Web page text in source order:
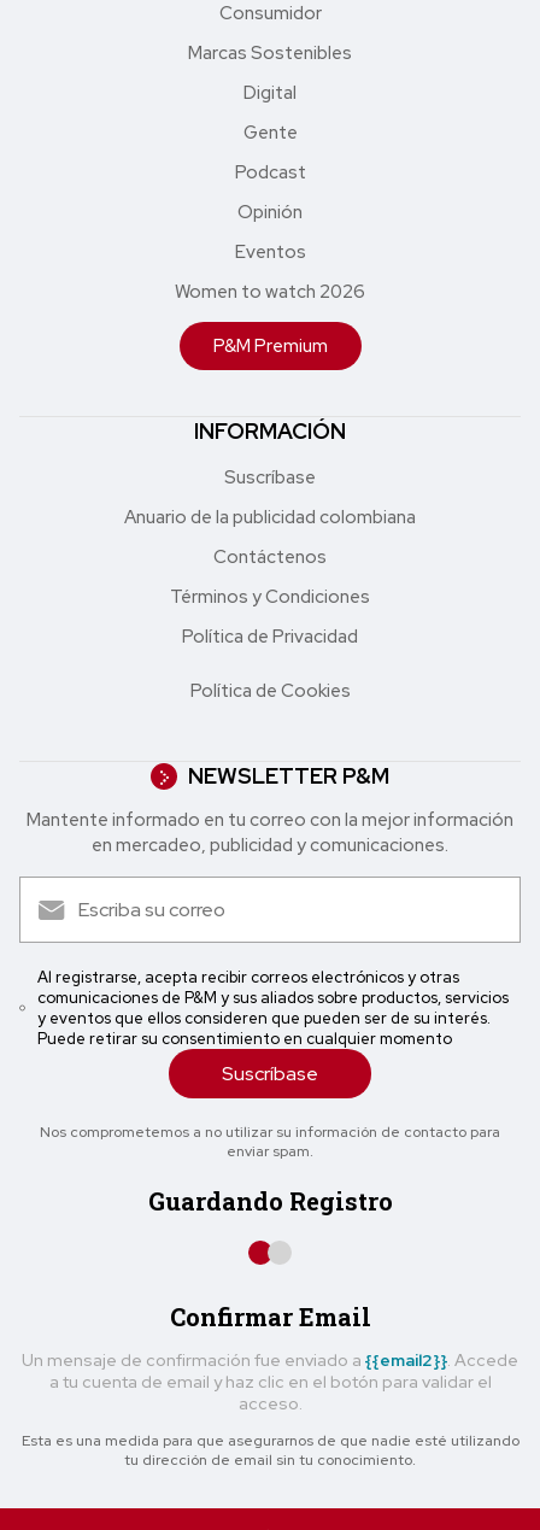
Consumidor
Marcas Sostenibles
Digital
Gente
Podcast
Opinión
Eventos
Women to watch 2026
P&M Premium
INFORMACIÓN
Suscríbase
Anuario de la publicidad colombiana
Contáctenos
Términos y Condiciones
Política de Privacidad
Política de Cookies
NEWSLETTER P&M
Mantente informado en tu correo con la mejor in formación
en mercadeo, publicidad y comunicaciones.
Al registrarse, acepta recibir correos electrónicos y otras
comunicaciones de P&M y sus aliados sobre productos, servicios
y eventos que ellos consideren que pueden ser de su interés.
Puede retirar su consentimiento en cualquier momento
Suscríbase
Nos comprometemos a no utilizar su información de contacto para
enviar spam.
Guardando Registro
Confirmar Email
Un mensaje de confirmación fue enviado a {{email2}}. Accede
a tu cuenta de email y haz clic en el botón para validar el
acceso.
Esta es una medida para que asegurarnos de que nadie esté utilizando
tu dirección de email sin tu conocimiento.